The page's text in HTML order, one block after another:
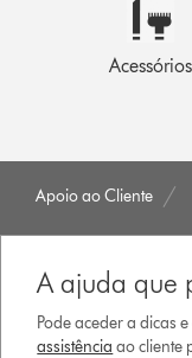
Acessórios
Apoio ao Cliente
A ajuda que
Pode aceder a dicas
assistência ao cliente